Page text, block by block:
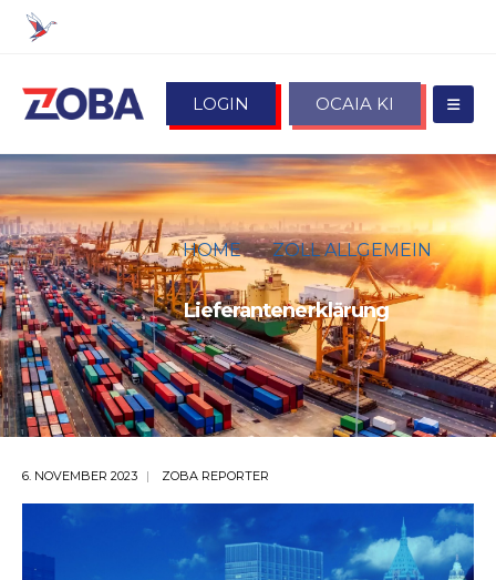
LOGIN OCAIA KI
HOME
ZOLL ALLGEMEIN
LIEFERANTENERKLÄRUNG
Lieferantenerklärung
6. NOVEMBER 2023 ZOBA REPORTER